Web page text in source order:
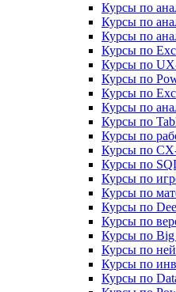
Курсы по
Курсы по
Курсы по
Курсы по
Курсы по
Курсы по
Курсы по
Курсы по
Курсы по
Курсы по
Курсы по
Курсы по
Курсы по
Курсы по
Курсы по
Курсы по
Курсы по Big
Курсы по
Курсы по
Курсы по